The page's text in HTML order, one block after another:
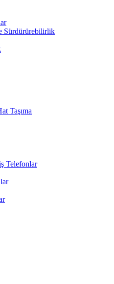
Sürdürürebilirlik
Taşıma
Telefonlar